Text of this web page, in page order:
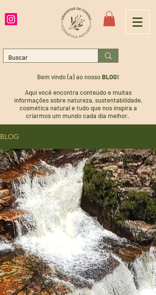
Bem vindo (a) ao nossoBLOG!
Aqui você encontra conteúdo e muitas
informações sobre natureza, sustentabilidade,
cosmética natural e tudo que nos inspira a
criarmos um mundo cada dia melhor.
BLOG